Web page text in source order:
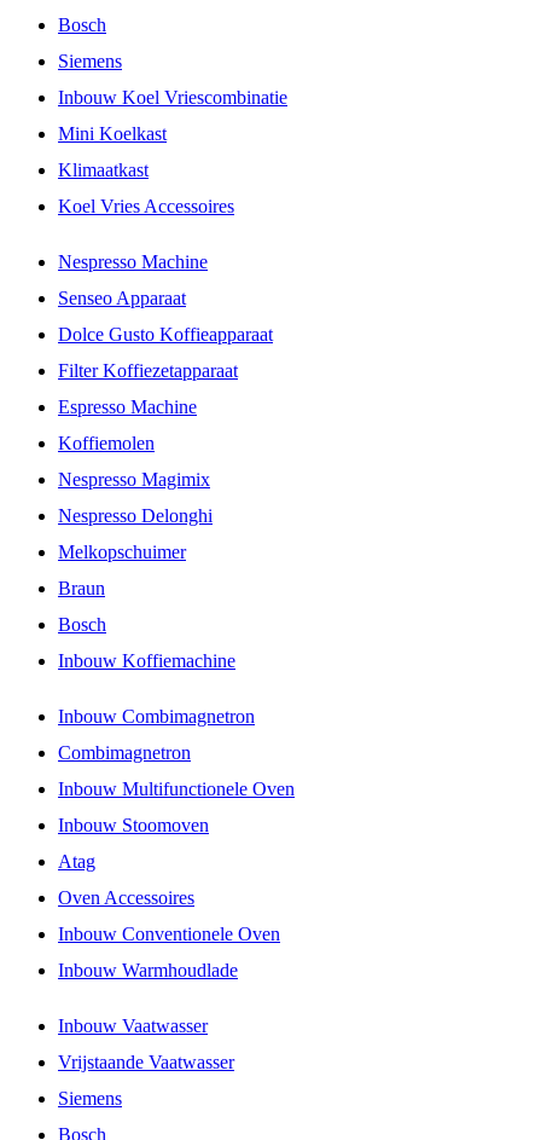
Bosch
Siemens
Inbouw Koel Vriescombinatie
Mini Koelkast
Klimaatkast
Koel Vries Accessoires
Nespresso Machine
Senseo Apparaat
Dolce Gusto Koffieapparaat
Filter Koffiezetapparaat
Espresso Machine
Koffiemolen
Nespresso Magimix
Nespresso Delonghi
Melkopschuimer
Braun
Bosch
Inbouw Koffiemachine
Inbouw Combimagnetron
Combimagnetron
Inbouw Multifunctionele Oven
Inbouw Stoomoven
Atag
Oven Accessoires
Inbouw Conventionele Oven
Inbouw Warmhoudlade
Inbouw Vaatwasser
Vrijstaande Vaatwasser
Siemens
Bosch